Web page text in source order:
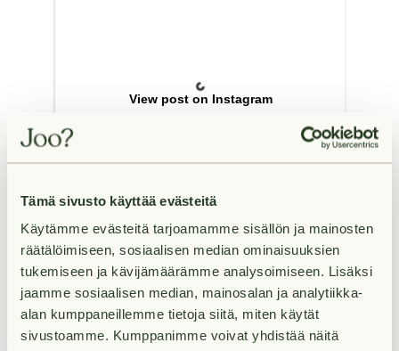
Tämä sivusto käyttää evästeitä
Käytämme evästeitä tarjoamamme sisällön ja mainosten
räätälöimiseen, sosiaalisen median ominaisuuksien
tukemiseen ja kävijämäärämme analysoimiseen. Lisäksi
jaamme sosiaalisen median, mainosalan ja analytiikka-
alan kumppaneillemme tietoja siitä, miten käytät
sivustoamme. Kumppanimme voivat yhdistää näitä
View post on Instagram